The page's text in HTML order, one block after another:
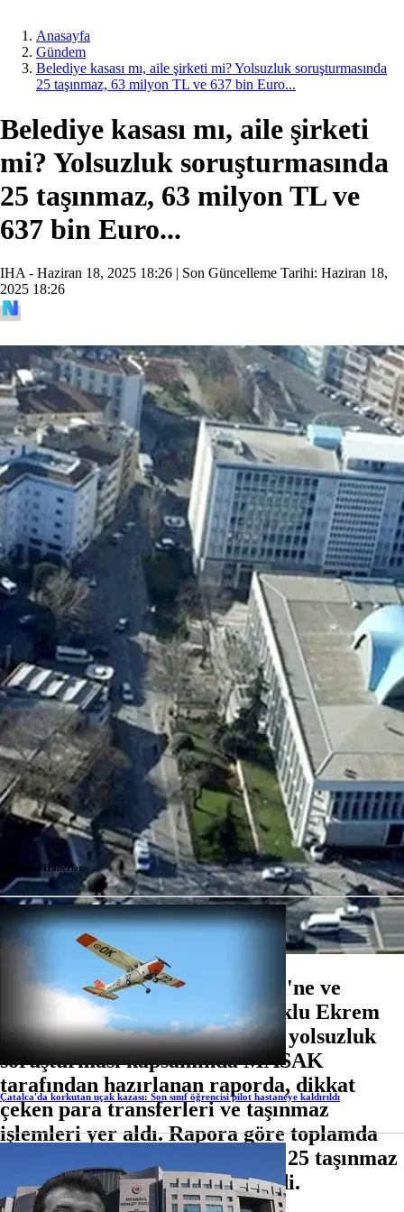
Anasayfa
Gündem
Belediye kasası mı, aile şirketi mi? Yolsuzluk soruşturmasında
25 taşınmaz, 63 milyon TL ve 637 bin Euro...
Belediye kasası mı, aile şirketi
mi? Yolsuzluk soruşturmasında
25 taşınmaz, 63 milyon TL ve
637 bin Euro...
IHA - Haziran 18, 2025 18:26 | Son Güncelleme Tarihi: Haziran 18,
2025 18:26
İstanbul Büyükşehir Belediyesi'ne ve
görevinden uzaklaştırılan tutuklu Ekrem
İmamoğlu hakkında yürütülen yolsuzluk
soruşturması kapsamında MASAK
tarafından hazırlanan raporda, dikkat
çeken para transferleri ve taşınmaz
işlemleri yer aldı. Rapora göre toplamda
63 milyon TL, 637 bin Euro ve 25 taşınmaz
suç geliri olarak değerlendirildi.
- Popüler Haberler -
Çatalca'da korkutan uçak kazası: Son sınıf öğrencisi pilot hastaneye kaldırıldı